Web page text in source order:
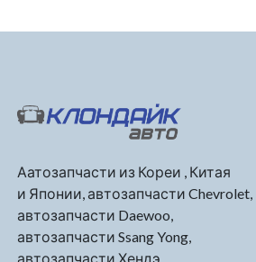
Аатозапчасти из Кореи , Китая
и Японии, автозапчасти Chevrolet,
автозапчасти Daewoo,
автозапчасти Ssang Yong,
автозапчасти Хендэ